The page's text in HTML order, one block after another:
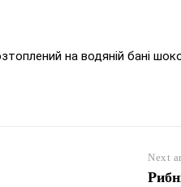
на водяній бані
Next